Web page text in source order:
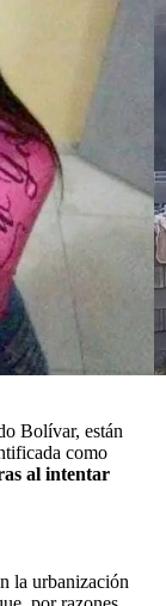
Bolívar, están
como
al intentar
la urbanización